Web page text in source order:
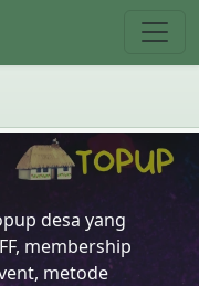
desa yang
membership
metode